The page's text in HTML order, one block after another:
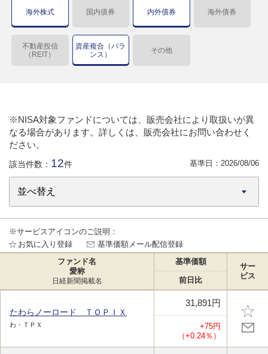
海外株式 国内債券 内外債券 海外債券
不動産投信
（REIT）
資産複合（バラ
ンス）
その他
※NISA対象ファンドについては、販売会社により取扱いが異
なる場合があります。詳しくは、販売会社にお問い合わせく
ださい。
該当件数： 12件 基準日： 2026/08/06
※サービスアイコンのご説明：
お気に入り登録
基準価額メール配信登録
ファンド名
愛称
日経新聞掲載名
基準価額
サー
ビス
前日比
たわらノーロード ＴＯＰＩＸ
わ・ＴＰＸ
31,891円
+75円
（+0.24％）